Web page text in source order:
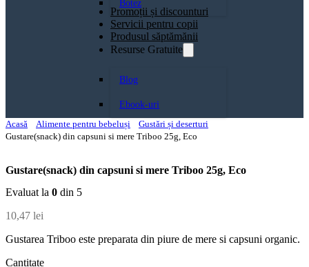
Botez
Promoții și discounturi
Servicii pentru copii
Produsul săptămănii
Resurse Gratuite
Blog
Ebook-uri
Acasă
Alimente pentru bebeluși
Gustări și deserturi
Gustare(snack) din capsuni si mere Triboo 25g, Eco
Gustare(snack) din capsuni si mere Triboo 25g, Eco
Evaluat la 0 din 5
10,47 lei
Gustarea Triboo este preparata din piure de mere si capsuni organic.
Cantitate